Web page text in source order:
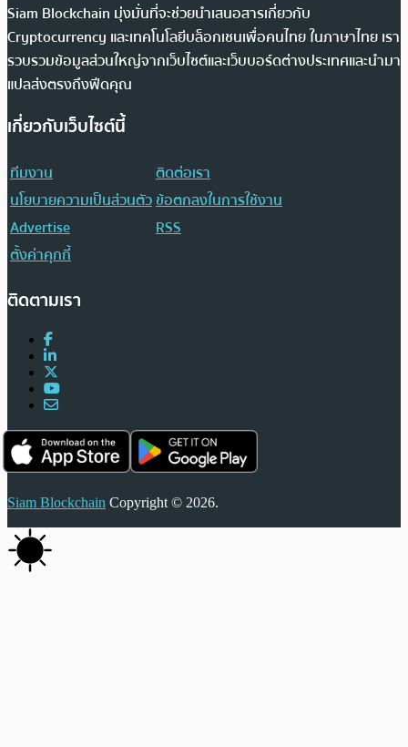
Siam Blockchain มุ่งมั่นที่จะช่วยนำเสนอสารเกี่ยวกับ
Cryptocurrency และเทคโนโลยีบล็อกเชนเพื่อคนไทย ในภาษาไทย เรา
รวบรวมข้อมูลส่วนใหญ่จากเว็บไซต์และเว็บบอร์ดต่างประเทศและนำมา
แปลส่งตรงถึงฟีดคุณ
เกี่ยวกับเว็บไซต์นี้
ทีมงาน
ติดต่อเรา
นโยบายความเป็นส่วนตัวข้อตกลงในการใช้งาน
Advertise
RSS
ตั้งค่าคุกกี้
ติดตามเรา
Siam Blockchain Copyright © 2026.